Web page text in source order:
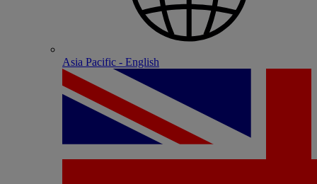
Asia Pacific - English